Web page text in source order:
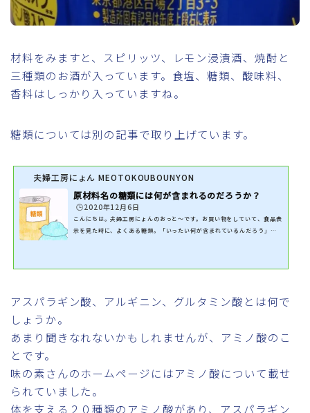
材料をみますと、スピリッツ、レモン浸漬酒、焼酎と
三種類のお酒が入っています。食塩、糖類、酸味料、
香料はしっかり入っていますね。
糖類については別の記事で取り上げています。
夫婦工房にょん MEOTOKOUBOUNYON
原材料名の糖類には何が含まれるのだろうか？
🕒️2020年12月6日
こんにちは。夫婦工房にょんのおっと～です。お買い物をしていて、食品表
示を見た時に、よくある糖類。「いったい何が含まれているんだろう」と
表示する義務があります。何...
アスパラギン酸、アルギニン、グルタミン酸とは何で
しょうか。
あまり聞きなれないかもしれませんが、アミノ酸のこ
とです。
味の素さんのホームページにはアミノ酸について載せ
られていました。
体を支える２０種類のアミノ酸があり、アスパラギン